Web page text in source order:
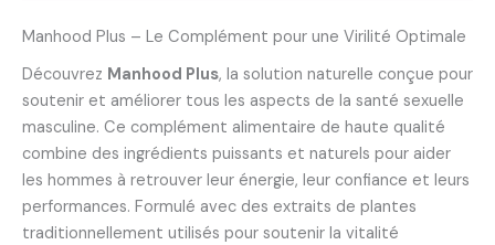
Manhood Plus – Le Complément pour une Virilité Optimale
Découvrez Manhood Plus, la solution naturelle conçue pour
soutenir et améliorer tous les aspects de la santé sexuelle
masculine. Ce complément alimentaire de haute qualité
combine des ingrédients puissants et naturels pour aider
les hommes à retrouver leur énergie, leur confiance et leurs
performances. Formulé avec des extraits de plantes
traditionnellement utilisés pour soutenir la vitalité